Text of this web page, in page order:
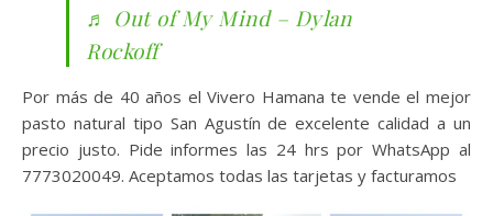
♬ Out of My Mind – Dylan
Rockoff
Por más de 40 años el Vivero Hamana te vende el mejor
pasto natural tipo San Agustín de excelente calidad a un
precio justo. Pide informes las 24 hrs por WhatsApp al
7773020049. Aceptamos todas las tarjetas y facturamos